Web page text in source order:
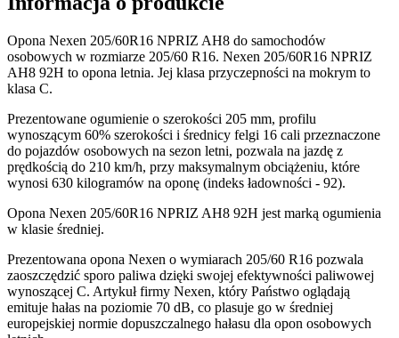
Opona Nexen 205/60R16 NPRIZ AH8 do samochodów
osobowych w rozmiarze 205/60 R16. Nexen 205/60R16 NPRIZ
AH8 92H to opona letnia. Jej klasa przyczepności na mokrym to
klasa C.
Prezentowane ogumienie o szerokości 205 mm, profilu
wynoszącym 60% szerokości i średnicy felgi 16 cali przeznaczone
do pojazdów osobowych na sezon letni, pozwala na jazdę z
prędkością do 210 km/h, przy maksymalnym obciążeniu, które
wynosi 630 kilogramów na oponę (indeks ładowności - 92).
Opona Nexen 205/60R16 NPRIZ AH8 92H jest marką ogumienia
w klasie średniej.
Prezentowana opona Nexen o wymiarach 205/60 R16 pozwala
zaoszczędzić sporo paliwa dzięki swojej efektywności paliwowej
wynoszącej C. Artykuł firmy Nexen, który Państwo oglądają
emituje hałas na poziomie 70 dB, co plasuje go w średniej
europejskiej normie dopuszczalnego hałasu dla opon osobowych